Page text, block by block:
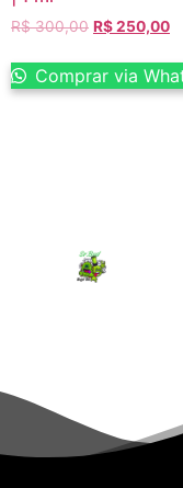
R$300,00 R$250,00
Comprar via